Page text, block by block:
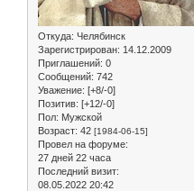
Откуда: Челябинск
Зарегистрирован: 14.12.2009
Приглашений: 0
Сообщений: 742
Уважение: [+8/-0]
Позитив: [+12/-0]
Пол: Мужской
Возраст: 42 [1984-06-15]
Провел на форуме:
27 дней 22 часа
Последний визит:
08.05.2022 20:42